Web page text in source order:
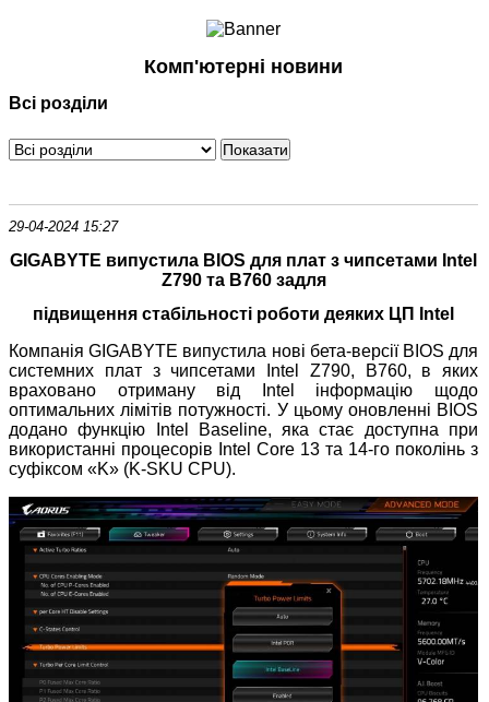
Смартфони
Периферія
Програмне забезпечення
Комп'ютерні новини
Всі розділи
29-04-2024 15:27
GIGABYTE випустила BIOS для плат з чипсетами Intel
Z790 та B760 задля
підвищення стабільності роботи деяких ЦП Intel
Компанія GIGABYTE випустила нові бета-версії BIOS для
системних плат з чипсетами Intel Z790, B760, в яких
враховано отриману від Intel інформацію щодо
оптимальних лімітів потужності. У цьому оновленні BIOS
додано функцію Intel Baseline, яка стає доступна при
використанні процесорів Intel Core 13 та 14-го поколінь з
суфіксом «K» (K-SKU CPU).